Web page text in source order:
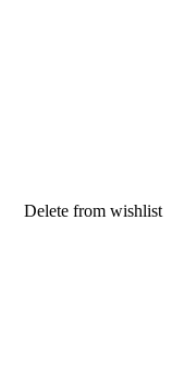
Delete from wishlist